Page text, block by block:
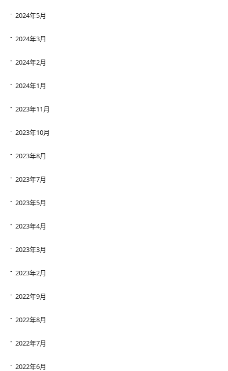
2024年5月
2024年3月
2024年2月
2024年1月
2023年11月
2023年10月
2023年8月
2023年7月
2023年5月
2023年4月
2023年3月
2023年2月
2022年9月
2022年8月
2022年7月
2022年6月